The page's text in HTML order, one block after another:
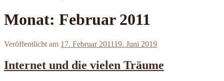
Monat: Februar 2011
Veröffentlicht am 17. Februar 201119. Juni 2019
Internet und die vielen Träume